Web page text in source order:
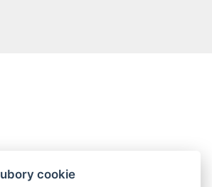
cookie